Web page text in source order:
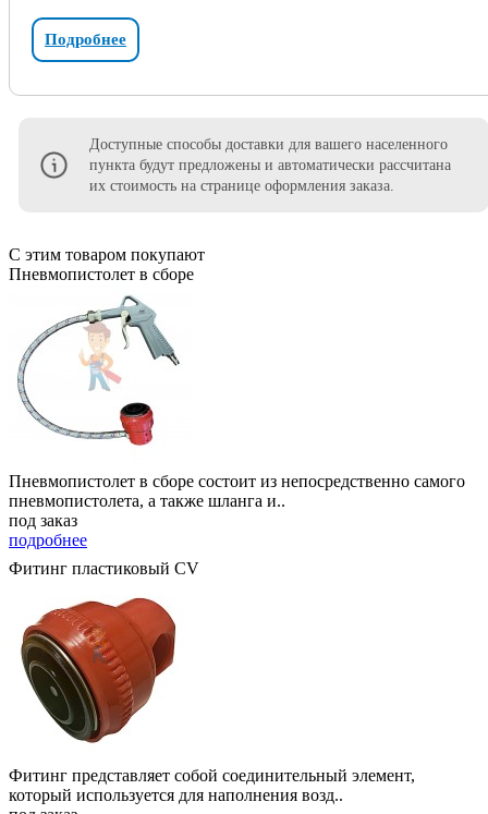
Подробнее
Доступные способы доставки для вашего населенного
пункта будут предложены и автоматически рассчитана
их стоимость на странице оформления заказа.
С этим товаром покупают
Пневмопистолет в сборе
Пневмопистолет в сборе состоит из непосредственно самого
пневмопистолета, а также шланга и..
под заказ
подробнее
Фитинг пластиковый CV
Фитинг представляет собой соединительный элемент,
который используется для наполнения возд..